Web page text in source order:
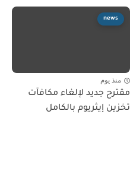
news
منذ يوم
مقترح جديد لإلغاء مكافآت
تخزين إيثريوم بالكامل